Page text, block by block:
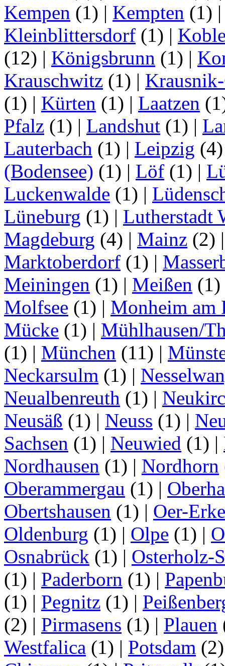
Kempen (1) | Kempten (1)
Kleinblittersdorf (1) |
(12) | Königsbrunn (1) |
Krauschwitz (1) |
(1) | Kürten (1) | Laatzen
Pfalz (1) | Landshut (1) |
Lauterbach (1) | Leipzig
(Bodensee) (1) | Löf (1) |
Luckenwalde (1) |
Lüneburg (1) | Lutherstadt
Magdeburg (4) | Mainz (2)
Marktoberdorf (1) |
Meiningen (1) | Meißen (1)
Molfsee (1) | Monheim am
Mücke (1) | Mühlhausen/
(1) | München (11) |
Neckarsulm (1) |
Neualbenreuth (1) |
Neusäß (1) | Neuss (1) |
Sachsen (1) | Neuwied (1) |
Nordhausen (1) | Nordhorn
Oberammergau (1) |
Obertshausen (1) | Oer-
Oldenburg (1) | Olpe (1) |
Osnabrück (1) | Osterholz-
(1) | Paderborn (1) |
(1) | Pegnitz (1) |
(2) | Pirmasens (1) | Plauen
Westfalica (1) | Potsdam